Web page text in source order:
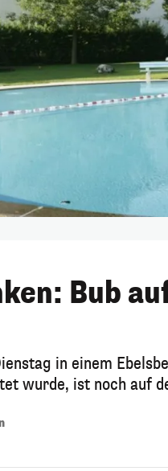
Bub
in einem
wurde, ist noch auf